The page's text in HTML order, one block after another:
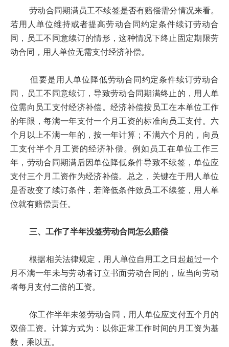
劳动合同期满员工不续签是否有赔偿需分情况来看。
若用人单位维持或者提高劳动合同约定条件续订劳动合
同，员工不同意续订的情形，这种情况下终止固定期限劳
动合同，用人单位无需支付经济补偿。
但要是用人单位降低劳动合同约定条件续订劳动合
同，员工不同意续订，导致劳动合同期满终止的，用人单
位需向员工支付经济补偿。经济补偿按员工在本单位工作
的年限，每满一年支付一个月工资的标准向员工支付。六
个月以上不满一年的，按一年计算；不满六个月的，向员
工支付半个月工资的经济补偿。例如员工在单位工作三
年，劳动合同期满后因单位降低条件导致不续签，单位应
支付三个月工资作为经济补偿。总之，关键在于用人单位
是否改变了续订条件，若降低条件致员工不续签，用人单
位就有赔偿责任。
三、工作了半年没签劳动合同怎么赔偿
根据相关法律规定，用人单位自用工之日起超过一个
月不满一年未与劳动者订立书面劳动合同的，应当向劳动
者每月支付二倍的工资。
你工作半年未签劳动合同，用人单位应支付五个月的
双倍工资。计算方式为：以你正常工作时间的月工资为基
数，乘以五。